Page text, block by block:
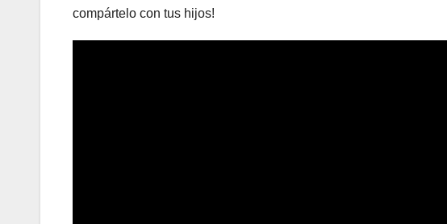
compártelo con tus hijos!